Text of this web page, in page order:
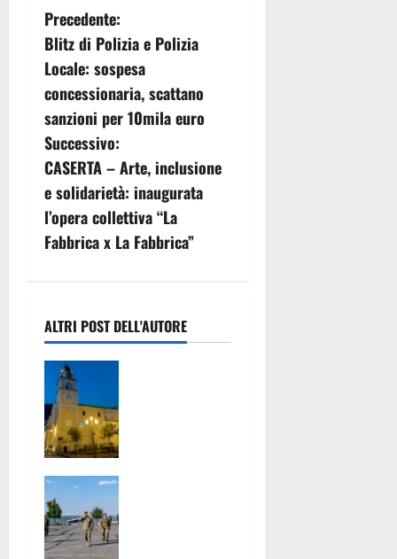
N
a
v
i
g
a
z
o
n
e
a
r
t
i
Precedente:
Blitz di Polizia e Polizia
Locale: sospesa
concessionaria, scattano
sanzioni per 10mila euro
Successivo:
CASERTA – Arte, inclusione
e solidarietà: inaugurata
l’opera collettiva “La
Fabbrica x La Fabbrica”
ALTRI POST DELL'AUTORE